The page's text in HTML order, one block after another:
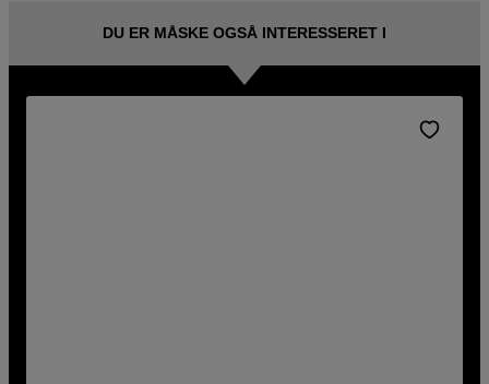
DU ER MÅSKE OGSÅ INTERESSERET I